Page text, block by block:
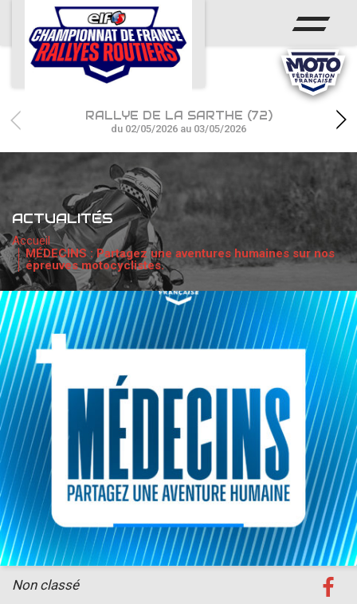
ACCUEIL
ACTUS
CALENDRIER
CHAMPIONNAT
RÉSULTATS
PHOTOS / WEB TV
PARTENAIRES
RALLYE DE LA SARTHE (72)
du 02/05/2026 au 03/05/2026
ACTUALITÉS
Accueil
MÉDECINS : Partagez une aventures humaines sur nos
épreuves motocyclistes.
Non classé